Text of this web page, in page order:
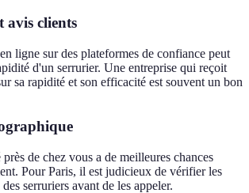
avis clients
ligne sur des plateformes de confiance peut
d'un serrurier. Une entreprise qui reçoit
sa rapidité et son efficacité est souvent un bon
de chez vous a de meilleures chances
Pour Paris, il est judicieux de vérifier les
serruriers avant de les appeler.